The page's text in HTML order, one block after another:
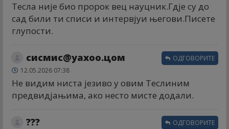
Тесла није био пророк вец науцник.Гдје су до
сад били ти списи и интервјуи његови.Писете
глупости.
сисмис@yахоо.цом
12.05.2026 07:38
Не видим ниста језиво у овим Теслиним
предвидјањима, ако несто мисте додали.
ОДГОВОРИТЕ
??? ОДГОВОРИТЕ